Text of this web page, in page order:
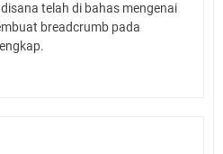
telah di bahas mengenai
breadcrumb pada